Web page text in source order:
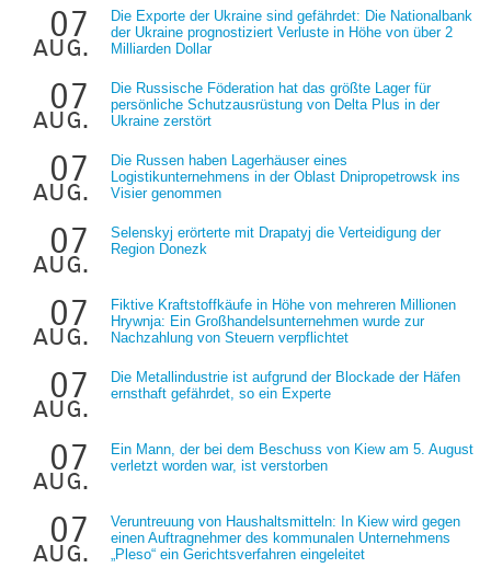
07
aug.
Die Exporte der Ukraine sind gefährdet: Die Nationalbank
der Ukraine prognostiziert Verluste in Höhe von über 2
Milliarden Dollar
07
aug.
Die Russische Föderation hat das größte Lager für
persönliche Schutzausrüstung von Delta Plus in der
Ukraine zerstört
07
aug.
Die Russen haben Lagerhäuser eines
Logistikunternehmens in der Oblast Dnipropetrowsk ins
Visier genommen
07
aug.
Selenskyj erörterte mit Drapatyj die Verteidigung der
Region Donezk
07
aug.
Fiktive Kraftstoffkäufe in Höhe von mehreren Millionen
Hrywnja: Ein Großhandelsunternehmen wurde zur
Nachzahlung von Steuern verpflichtet
07
aug.
Die Metallindustrie ist aufgrund der Blockade der Häfen
ernsthaft gefährdet, so ein Experte
07
aug.
Ein Mann, der bei dem Beschuss von Kiew am 5. August
verletzt worden war, ist verstorben
07
aug.
Veruntreuung von Haushaltsmitteln: In Kiew wird gegen
einen Auftragnehmer des kommunalen Unternehmens
„Pleso“ ein Gerichtsverfahren eingeleitet